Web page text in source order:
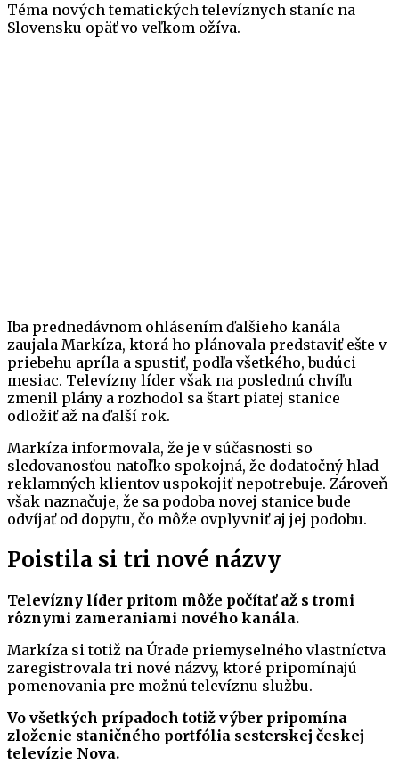
Téma nových tematických televíznych staníc na
Slovensku opäť vo veľkom ožíva.
Iba prednedávnom ohlásením ďalšieho kanála
zaujala Markíza, ktorá ho plánovala predstaviť ešte v
priebehu apríla a spustiť, podľa všetkého, budúci
mesiac. Televízny líder však na poslednú chvíľu
zmenil plány a rozhodol sa štart piatej stanice
odložiť až na ďalší rok.
Markíza informovala, že je v súčasnosti so
sledovanosťou natoľko spokojná, že dodatočný hlad
reklamných klientov uspokojiť nepotrebuje. Zároveň
však naznačuje, že sa podoba novej stanice bude
odvíjať od dopytu, čo môže ovplyvniť aj jej podobu.
Poistila si tri nové názvy
Televízny líder pritom môže počítať až s tromi
rôznymi zameraniami nového kanála.
Markíza si totiž na Úrade priemyselného vlastníctva
zaregistrovala tri nové názvy, ktoré pripomínajú
pomenovania pre možnú televíznu službu.
Vo všetkých prípadoch totiž výber pripomína
zloženie staničného portfólia sesterskej českej
televízie Nova.